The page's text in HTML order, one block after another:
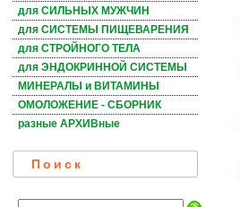
для СИЛЬНЫХ МУЖЧИН
для СИСТЕМЫ ПИЩЕВАРЕНИЯ
для СТРОЙНОГО ТЕЛА
для ЭНДОКРИННОЙ СИСТЕМЫ
МИНЕРАЛЫ и ВИТАМИНЫ
ОМОЛОЖЕНИЕ - СБОРНИК
разные АРХИВные
Поиск